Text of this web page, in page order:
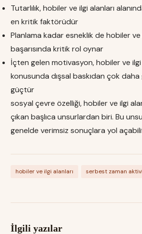
Tutarlılık, hobiler ve ilgi alanları
en kritik faktörüdür
Planlama kadar esneklik de hobiler ve
başarısında kritik rol oynar
İçten gelen motivasyon, hobiler ve ilgi
konusunda dışsal baskıdan çok
güçtür
sosyal çevre özelliği, hobiler ve ilgi
çıkan başlıca unsurlardan biri. Bu
genelde verimsiz sonuçlara yol
hobiler ve ilgi alanları serbest zaman
İlgili yazılar